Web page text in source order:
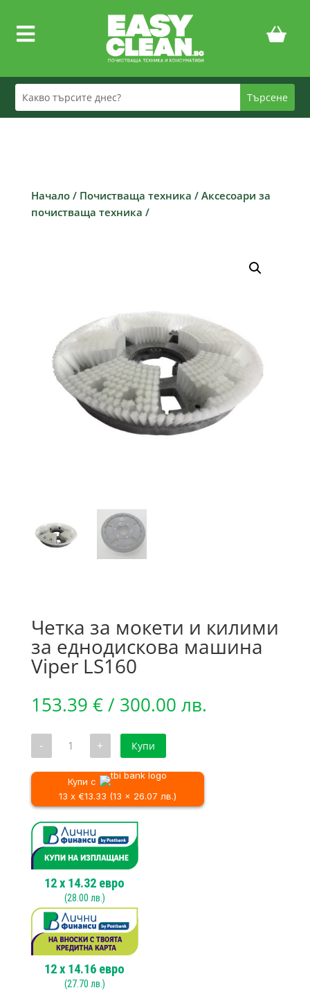

Начало/ Почистваща техника / Аксесоари за
почистваща техника /
Четка за мокети и килими
за еднодискова машина
Viper LS160
153.39 €/ 300.00 лв.
- количество
за
мокети
и
килими
еднодискова
машина
Viper
LS160
+ Купи
Купи с
13 x €13.33 (13 x 26.07 лв.)
12x 14.32 евро
(28.00 лв.)
12x 14.16 евро
(27.70 лв.)